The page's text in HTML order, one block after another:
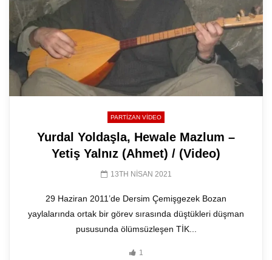
PARTIZAN VIDEO
Yurdal Yoldaşla, Hewale Mazlum –
Yetiş Yalnız (Ahmet) / (Video)
13TH NISAN 2021
29 Haziran 2011’de Dersim Çemişgezek Bozan
yaylalarında ortak bir görev sırasında düştükleri düşman
pususunda ölümsüzleşen TİK...
1